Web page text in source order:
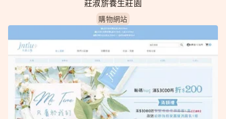
莊淑旂養生莊園
購物網站